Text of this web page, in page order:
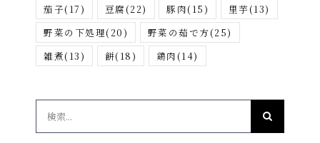
茄子(17) 豆腐(22) 豚肉(15) 里芋(13)
野菜の下処理(20) 野菜の茹で方(25)
雑煮(13) 餅(18) 鶏肉(14)